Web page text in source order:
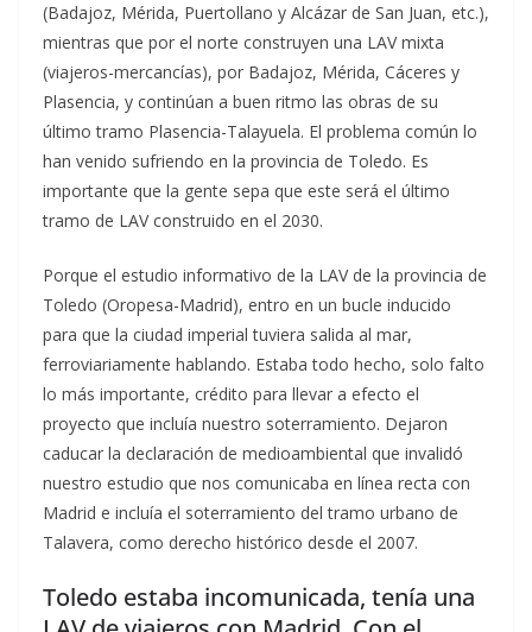
(Badajoz, Mérida, Puertollano y Alcázar de San Juan, etc.),
mientras que por el norte construyen una LAV mixta
(viajeros-mercancías), por Badajoz, Mérida, Cáceres y
Plasencia, y continúan a buen ritmo las obras de su
último tramo Plasencia-Talayuela. El problema común lo
han venido sufriendo en la provincia de Toledo. Es
importante que la gente sepa que este será el último
tramo de LAV construido en el 2030.
Porque el estudio informativo de la LAV de la provincia de
Toledo (Oropesa-Madrid), entro en un bucle inducido
para que la ciudad imperial tuviera salida al mar,
ferroviariamente hablando. Estaba todo hecho, solo falto
lo más importante, crédito para llevar a efecto el
proyecto que incluía nuestro soterramiento. Dejaron
caducar la declaración de medioambiental que invalidó
nuestro estudio que nos comunicaba en línea recta con
Madrid e incluía el soterramiento del tramo urbano de
Talavera, como derecho histórico desde el 2007.
Toledo estaba incomunicada, tenía una